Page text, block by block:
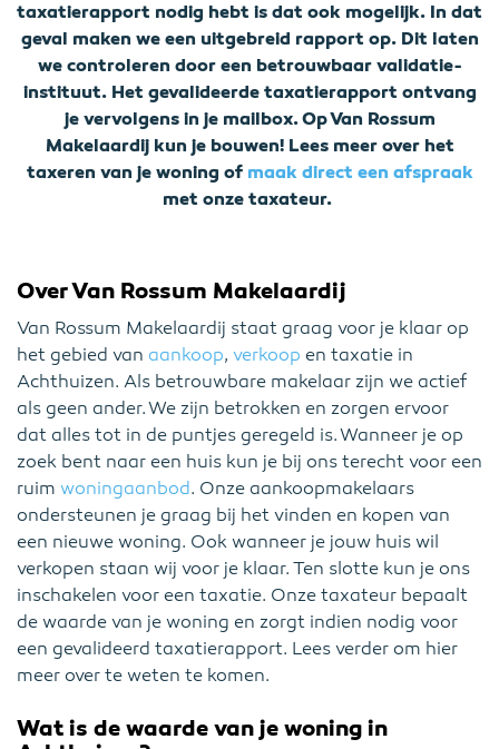
taxatierapport nodig hebt is dat ook mogelijk. In dat
geval maken we een uitgebreid rapport op. Dit laten
we controleren door een betrouwbaar validatie-
instituut. Het gevalideerde taxatierapport ontvang
je vervolgens in je mailbox. Op Van Rossum
Makelaardij kun je bouwen! Lees meer over het
taxeren van je woning of maak direct een afspraak
met onze taxateur.
Over Van Rossum Makelaardij
Van Rossum Makelaardij staat graag voor je klaar op
het gebied van aankoop, verkoop en taxatie in
Achthuizen. Als betrouwbare makelaar zijn we actief
als geen ander. We zijn betrokken en zorgen ervoor
dat alles tot in de puntjes geregeld is. Wanneer je op
zoek bent naar een huis kun je bij ons terecht voor een
ruim woningaanbod. Onze aankoopmakelaars
ondersteunen je graag bij het vinden en kopen van
een nieuwe woning. Ook wanneer je jouw huis wil
verkopen staan wij voor je klaar. Ten slotte kun je ons
inschakelen voor een taxatie. Onze taxateur bepaalt
de waarde van je woning en zorgt indien nodig voor
een gevalideerd taxatierapport. Lees verder om hier
meer over te weten te komen.
Wat is de waarde van je woning in